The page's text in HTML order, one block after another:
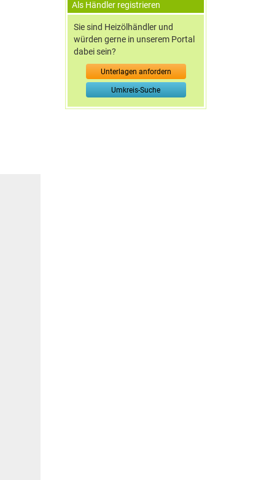
Als Händler registrieren
Sie sind Heizölhändler und
würden gerne in unserem Portal
dabei sein?
Unterlagen anfordern
Umkreis-Suche